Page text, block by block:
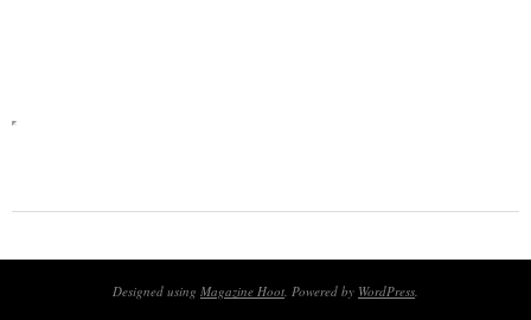
Designed using Magazine Hoot . Powered by WordPress